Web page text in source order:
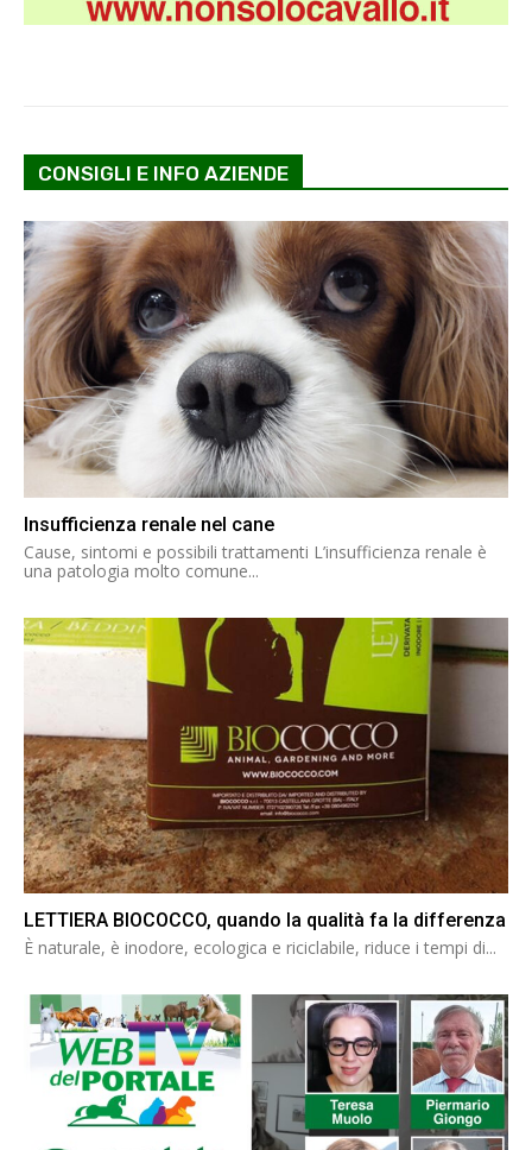
CONSIGLI E INFO AZIENDE
Insufficienza renale nel cane
Cause, sintomi e possibili trattamenti L’insufficienza renale è
una patologia molto comune...
LETTIERA BIOCOCCO, quando la qualità fa la differenza
È naturale, è inodore, ecologica e riciclabile, riduce i tempi di...